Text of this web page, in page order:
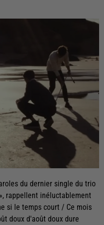
du dernier single du trio
rappellent inéluctablement
si le temps court / Ce mois
doux d'août doux dure